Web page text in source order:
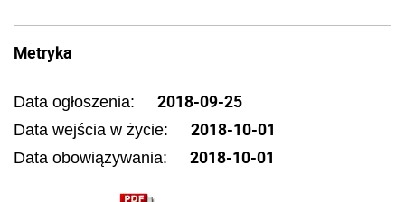
Metryka
Data ogłoszenia: 2018-09-25
Data wejścia w życie: 2018-10-01
Data obowiązywania: 2018-10-01